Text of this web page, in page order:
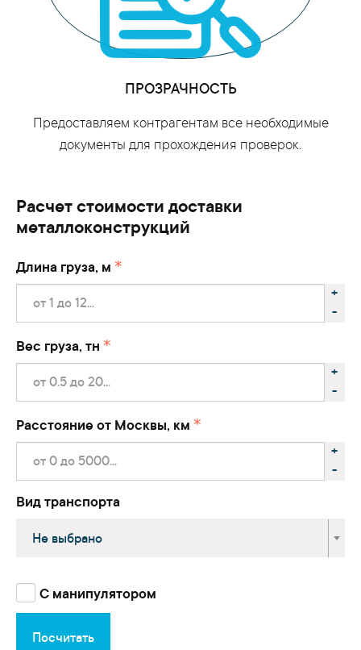
ПРОЗРАЧНОСТЬ
Предоставляем контрагентам все необходимые
документы для прохождения проверок.
Расчет стоимости доставки
металлоконструкций
Длина груза, м
+
-
Вес груза, тн
+
-
Расстояние от Москвы, км
+
-
Вид транспорта
Не выбрано
С манипулятором
Посчитать